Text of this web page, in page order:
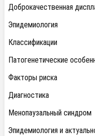
Доброкачественная
Эпидемиология
Классификации
Патогенетические
Факторы риска
Диагностика
Менопаузальный синдром
Эпидемиология и